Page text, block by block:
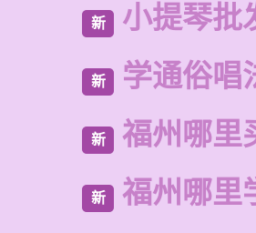
新 小提琴批
新 学通俗唱
新 福州哪里
新 福州哪里